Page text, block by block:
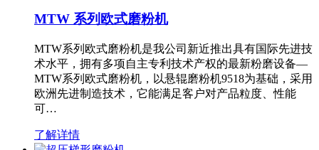
MTW 系列欧式磨粉机
MTW系列欧式磨粉机是我公司新近推出具有国际先进技
术水平，拥有多项自主专利技术产权的最新粉磨设备—
MTW系列欧式磨粉机，以悬辊磨粉机9518为基础，采用
欧洲先进制造技术，它能满足客户对产品粒度、性能
可…
了解详情